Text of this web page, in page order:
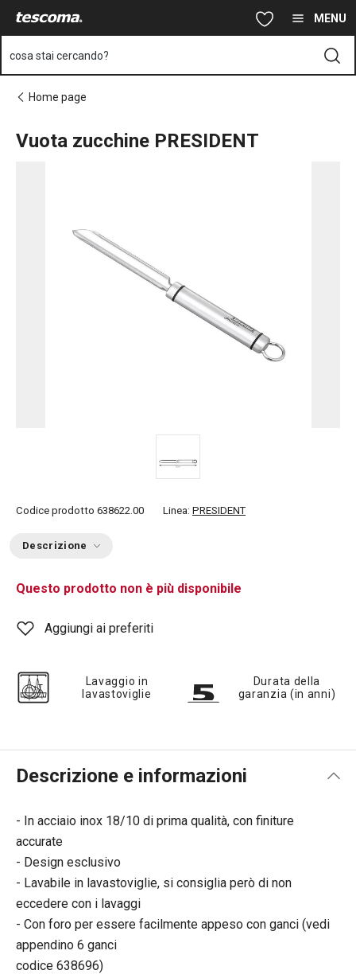
Vai al contenuto principale MENU
cosa stai cercando?
Home page
Vuota zucchine PRESIDENT
Codice prodotto 638622.00 Linea: PRESIDENT
Descrizione
Questo prodotto non è più disponibile
Aggiungi ai preferiti
Lavaggio in
lavastoviglie
Durata della
garanzia (in anni)
Descrizione e informazioni
- In acciaio inox 18/10 di prima qualità, con finiture
accurate
- Design esclusivo
- Lavabile in lavastoviglie, si consiglia però di non
eccedere con i lavaggi
- Con foro per essere facilmente appeso con ganci (vedi
appendino 6 ganci
codice 638696)